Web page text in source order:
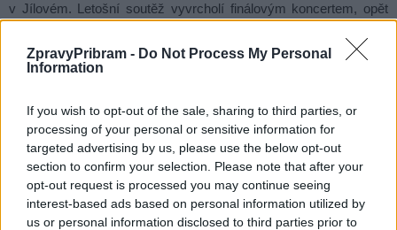
ZpravyPribram - Do Not Process My Personal
Information
If you wish to opt-out of the sale, sharing to third parties, or
processing of your personal or sensitive information for
targeted advertising by us, please use the below opt-out
section to confirm your selection. Please note that after your
opt-out request is processed you may continue seeing
interest-based ads based on personal information utilized by
us or personal information disclosed to third parties prior to
v Jílovém. Letošní soutěž vyvrcholí finálovým koncertem, opět
a to 19. listopadu.
­příležitost vystoupit naživo před publikem,
cenné zkušenosti, a především zpětnou vazbu od odborníků
v oboru,
trvalé agenturní zázemí,